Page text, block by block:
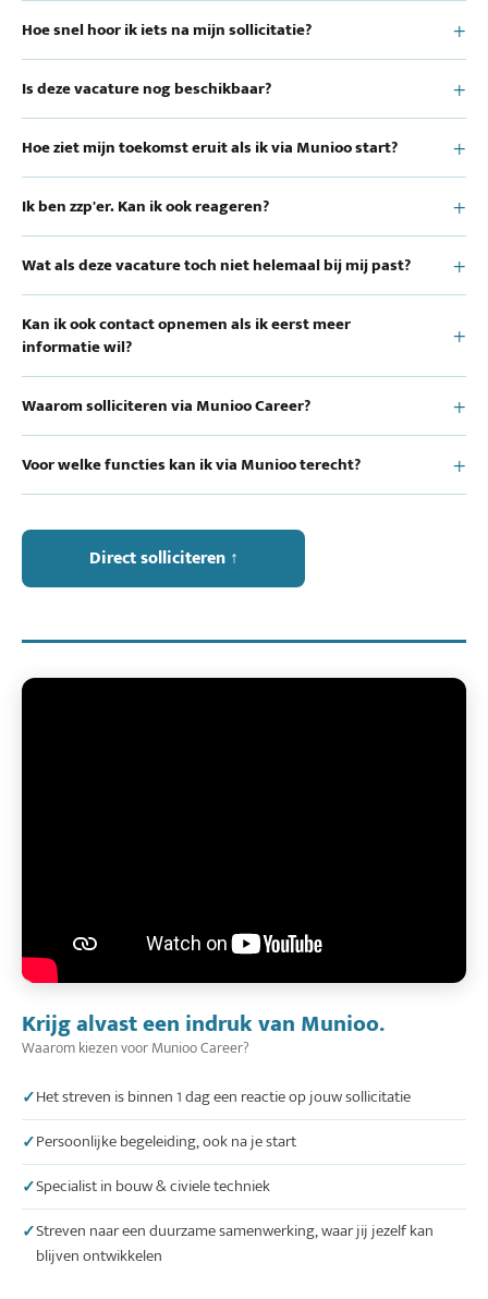
Hoe snel hoor ik iets na mijn sollicitatie?
Is deze vacature nog beschikbaar?
Hoe ziet mijn toekomst eruit als ik via Munioo start?
Ik ben zzp'er. Kan ik ook reageren?
Wat als deze vacature toch niet helemaal bij mij past?
Kan ik ook contact opnemen als ik eerst meer
informatie wil?
Waarom solliciteren via Munioo Career?
Voor welke functies kan ik via Munioo terecht?
Direct solliciteren ↑
Krijg alvast een indruk van Munioo.
Waarom kiezen voor Munioo Career?
Het streven is binnen 1 dag een reactie op jouw sollicitatie
Persoonlijke begeleiding, ook na je start
Specialist in bouw & civiele techniek
Streven naar een duurzame samenwerking, waar jij jezelf kan
blijven ontwikkelen